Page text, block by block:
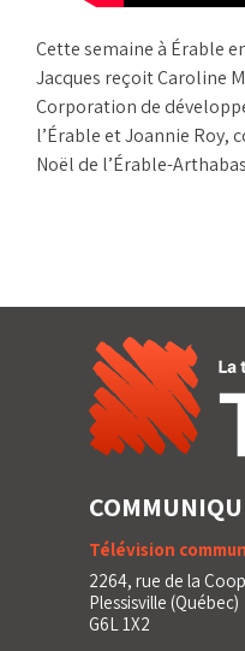
Cette semaine à Érable
Jacques reçoit Caroline
Corporation de
l’Érable et Joannie Roy,
Noël de l’Érable-
Télévision
2264, rue de la
Plessisville (Québec)
G6L 1X2